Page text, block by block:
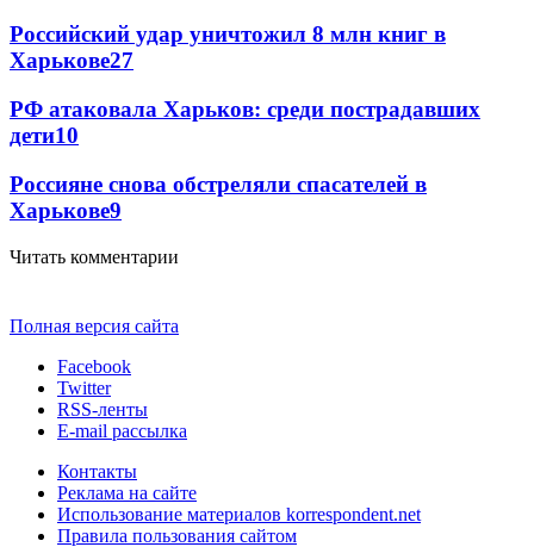
Российский удар уничтожил 8 млн книг в
Харькове27
РФ атаковала Харьков: среди пострадавших
дети10
Россияне снова обстреляли спасателей в
Харькове9
Читать комментарии
Полная версия сайта
Facebook
Twitter
RSS-ленты
E-mail рассылка
Контакты
Реклама на сайте
Использование материалов korrespondent.net
Правила пользования сайтом